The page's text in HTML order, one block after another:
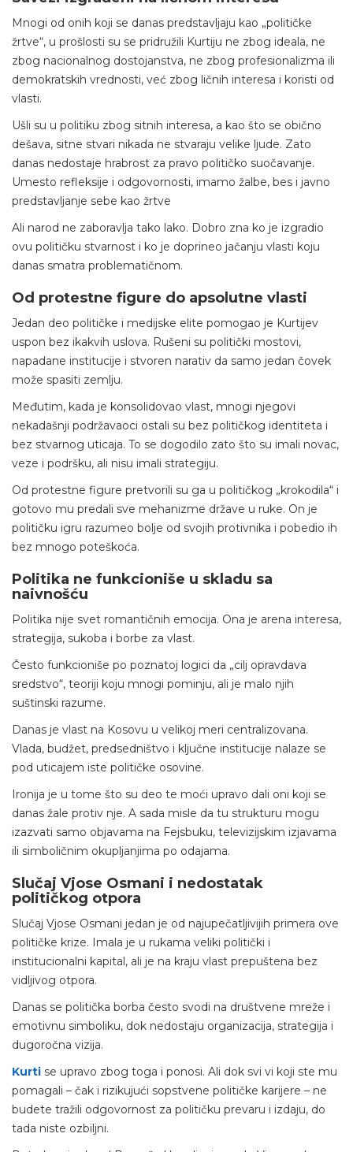
Mnogi od onih koji se danas predstavljaju kao „političke
žrtve“, u prošlosti su se pridružili Kurtiju ne zbog ideala, ne
zbog nacionalnog dostojanstva, ne zbog profesionalizma ili
demokratskih vrednosti, već zbog ličnih interesa i koristi od
vlasti.
Ušli su u politiku zbog sitnih interesa, a kao što se obično
dešava, sitne stvari nikada ne stvaraju velike ljude. Zato
danas nedostaje hrabrost za pravo političko suočavanje.
Umesto refleksije i odgovornosti, imamo žalbe, bes i javno
predstavljanje sebe kao žrtve
Ali narod ne zaboravlja tako lako. Dobro zna ko je izgradio
ovu političku stvarnost i ko je doprineo jačanju vlasti koju
danas smatra problematičnom.
Od protestne figure do apsolutne vlasti
Jedan deo političke i medijske elite pomogao je Kurtijev
uspon bez ikakvih uslova. Rušeni su politički mostovi,
napadane institucije i stvoren narativ da samo jedan čovek
može spasiti zemlju.
Međutim, kada je konsolidovao vlast, mnogi njegovi
nekadašnji podržavaoci ostali su bez političkog identiteta i
bez stvarnog uticaja. To se dogodilo zato što su imali novac,
veze i podršku, ali nisu imali strategiju.
Od protestne figure pretvorili su ga u političkog „krokodila“ i
gotovo mu predali sve mehanizme države u ruke. On je
političku igru razumeo bolje od svojih protivnika i pobedio ih
bez mnogo poteškoća.
Politika ne funkcioniše u skladu sa
naivnošću
Politika nije svet romantičnih emocija. Ona je arena interesa,
strategija, sukoba i borbe za vlast.
Često funkcioniše po poznatoj logici da „cilj opravdava
sredstvo“, teoriji koju mnogi pominju, ali je malo njih
suštinski razume.
Danas je vlast na Kosovu u velikoj meri centralizovana.
Vlada, budžet, predsedništvo i ključne institucije nalaze se
pod uticajem iste političke osovine.
Ironija je u tome što su deo te moći upravo dali oni koji se
danas žale protiv nje. A sada misle da tu strukturu mogu
izazvati samo objavama na Fejsbuku, televizijskim izjavama
ili simboličnim okupljanjima po odajama.
Slučaj Vjose Osmani i nedostatak
političkog otpora
Slučaj Vjose Osmani jedan je od najupečatljivijih primera ove
političke krize. Imala je u rukama veliki politički i
institucionalni kapital, ali je na kraju vlast prepuštena bez
vidljivog otpora.
Danas se politička borba često svodi na društvene mreže i
emotivnu simboliku, dok nedostaju organizacija, strategija i
dugoročna vizija.
Kurti se upravo zbog toga i ponosi. Ali dok svi vi koji ste mu
pomagali – čak i rizikujući sopstvene političke karijere – ne
budete tražili odgovornost za političku prevaru i izdaju, do
tada niste ozbiljni.